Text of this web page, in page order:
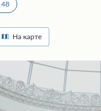
48
На карте